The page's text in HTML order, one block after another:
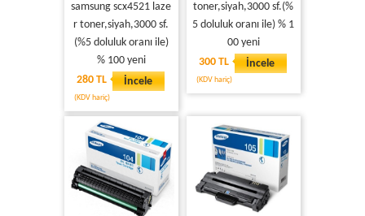
samsung scx4521 laze
r toner,siyah,3000 sf.
(%5 doluluk oranı ile)
% 100 yeni
280 TL
(KDV hariç)
İncele
toner,siyah,3000 sf.(%
5 doluluk oranı ile) % 1
00 yeni
300 TL
(KDV hariç)
İncele